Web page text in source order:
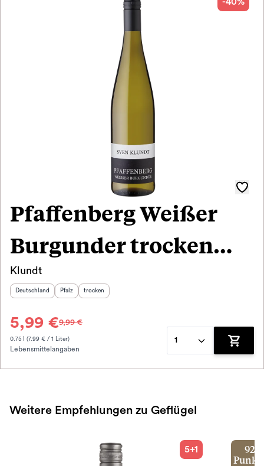
Pfaffenberg Weißer
Burgunder trocken
2023
Klundt
Herkunftsland
Deutschland Herkunftsregion
Pfalz Geschmack
trocken
5,99 €9,99 €
0.75 l (7.99 € / 1 Liter)
Lebensmittelangaben
1
Zum
Weitere Empfehlungen zu Geflügel
5+1
92